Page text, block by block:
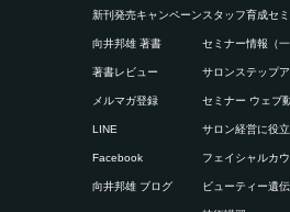
新刊発売キャンペーン
向井邦雄 著書
著書レビュー
メルマガ登録
LINE
Facebook
向井邦雄 ブログ
スタッフ育成セ
セミナー情報（一
サロンステップ
セミナー ウェブ
サロン経営に役
フェイシャル
ビューティー遺